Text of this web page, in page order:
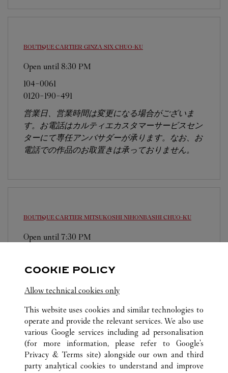
BOUTIQUE CARTIER GINZA SIX CHUO-KU
Open until 8:30 PM
104-0061
0120-190-491
営業日、営業時間は変更になる場合がございま
す。お電話はカルティエカスタマーサービスセン
ターにて専任アンバサダーが承ります。なお、お
電話での作品のお取置きは承っておりません。
BOUTIQUE CARTIER MITSUKOSHI NIHONBASHI CHUO-KU
Open until 7:30 PM
0120-190-438
ALL CARTIER LOCATIONS JAPAN
TOKYO
CHUO-KU
COOKIE POLICY
Allow technical cookies only
This website uses cookies and similar technologies to
operate and provide the relevant services. We also use
various Google services including ad personalisation
(for more information, please refer to Google's
Privacy & Terms site) alongside our own and third
party analytical cookies to understand and improve